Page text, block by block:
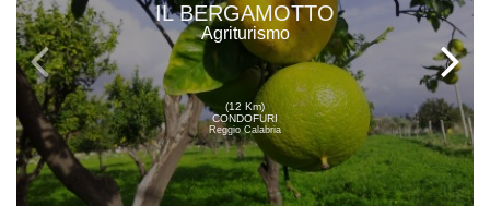
IL BERGAMOTTO
Agriturismo
(12 Km)
CONDOFURI
Reggio Calabria